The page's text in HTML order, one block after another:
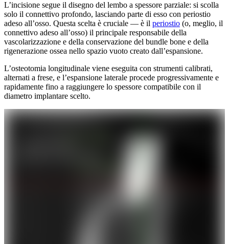
L’incisione segue il disegno del lembo a spessore parziale: si scolla
solo il connettivo profondo, lasciando parte di esso con periostio
adeso all’osso. Questa scelta è cruciale — è il periostio (o, meglio, il
connettivo adeso all’osso) il principale responsabile della
vascolarizzazione e della conservazione del bundle bone e della
rigenerazione ossea nello spazio vuoto creato dall’espansione.
L’osteotomia longitudinale viene eseguita con strumenti calibrati,
alternati a frese, e l’espansione laterale procede progressivamente e
rapidamente fino a raggiungere lo spessore compatibile con il
diametro implantare scelto.